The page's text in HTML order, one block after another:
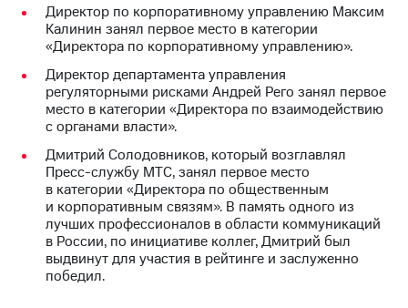
Собрания
акционеров
Личный
кабинет
акционера
Акционерный
капитал
и
аудит
Рынок
акций
Описание
Программа
приобретения
Директор по корпоративному управлению Максим
Калинин занял первое место в категории
«Директора по корпоративному управлению».
Директор департамента управления
регуляторными рисками Андрей Рего занял первое
место в категории «Директора по взаимодействию
с органами власти».
Дмитрий Солодовников, который возглавлял
Пресс-службу МТС, занял первое место
в категории «Директора по общественным
и корпоративным связям». В память одного из
лучших профессионалов в области коммуникаций
в России, по инициативе коллег, Дмитрий был
выдвинут для участия в рейтинге и заслуженно
победил.